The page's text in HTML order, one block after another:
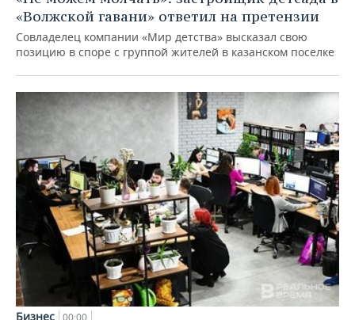
«Волжской гавани» ответил на претензии
Совладелец компании «Мир детства» высказал свою
позицию в споре с группой жителей в казанском поселке
Бизнес